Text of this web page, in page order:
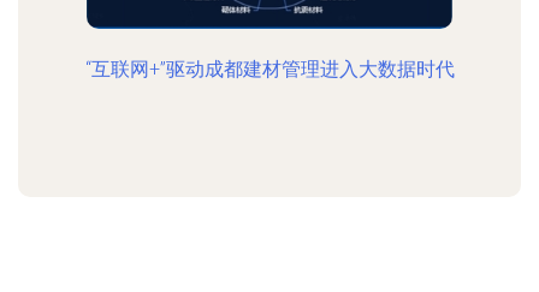
“互联网+”驱动成都建材管理进入大数据时代